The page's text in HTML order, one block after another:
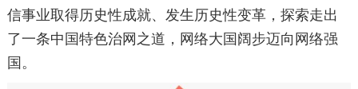
信事业取得历史性成就、发生历史性变革，探索走出
了一条中国特色治网之道，网络大国阔步迈向网络强
国。